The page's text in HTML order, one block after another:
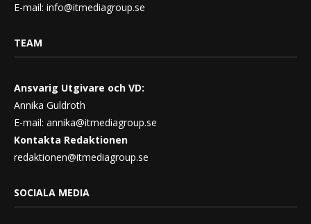
E-mail: info@itmediagroup.se
TEAM
Ansvarig Utgivare och VD:
Annika Guldroth
E-mail: annika@itmediagroup.se
Kontakta Redaktionen
redaktionen@itmediagroup.se
SOCIALA MEDIA